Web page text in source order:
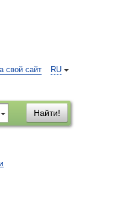
RU
свой сайт
Найти!